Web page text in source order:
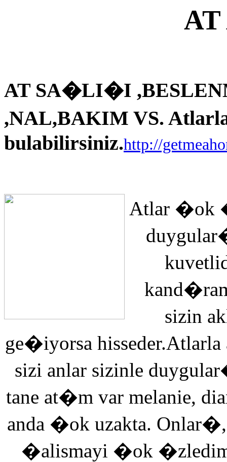
AT SA�LI�I
,NAL,BAKIM VS.
bulabilirsiniz.http://
Atlar �ok
sizin
ge�iyorsa
sizi anlar sizinle
tane at�m var melanie,
anda �ok uzakta.
�alismayi �ok